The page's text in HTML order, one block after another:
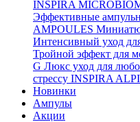
INSPIRA
Эффективные
AMPOULES
Интенсивный уход
Тройной эффект для
G Люкс уход для
стрессу INSPIRA
Новинки
Ампулы
Акции